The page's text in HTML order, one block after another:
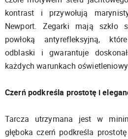
kontrast i przywołują
Newport. Zegarki mają szkło
powłoką antyrefleksyjną,
odblaski i gwarantuje
każdych warunkach
Czerń podkreśla prostotę i
Tarcza utrzymana jest w
głęboka czerń podkreśla